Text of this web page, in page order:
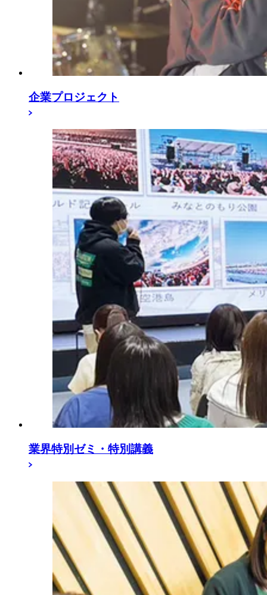
企業プロジェクト
業界特別ゼミ・特別講義